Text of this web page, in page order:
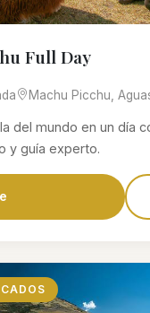
Full Day
Machu Picchu,
del mundo en un día
y guía experto.